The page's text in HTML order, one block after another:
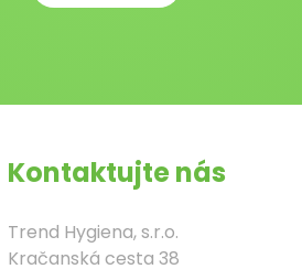
Kontaktujte nás
Trend Hygiena, s.r.o.
Kračanská cesta 38